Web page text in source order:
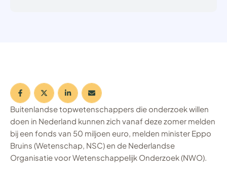
Buitenlandse topwetenschappers die onderzoek willen
doen in Nederland kunnen zich vanaf deze zomer melden
bij een fonds van 50 miljoen euro, melden minister Eppo
Bruins (Wetenschap, NSC) en de Nederlandse
Organisatie voor Wetenschappelijk Onderzoek (NWO).